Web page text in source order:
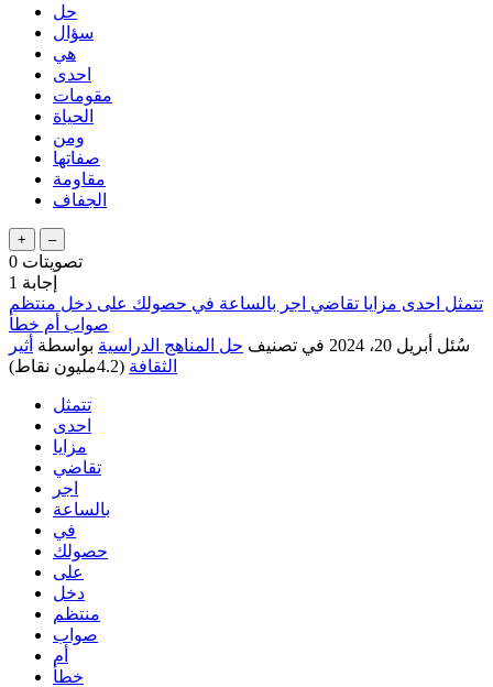
حل
سؤال
هي
احدى
مقومات
الحياة
ومن
صفاتها
مقاومة
الجفاف
0 تصويتات
1 إجابة
تتمثل احدى مزايا تقاضي اجر بالساعة في حصولك على دخل منتظم
صواب أم خطأ
سُئل أبريل 20، 2024 في تصنيف حل المناهج الدراسية بواسطة أثير
الثقافة (4.2مليون نقاط)
تتمثل
احدى
مزايا
تقاضي
اجر
بالساعة
في
حصولك
على
دخل
منتظم
صواب
أم
خطأ